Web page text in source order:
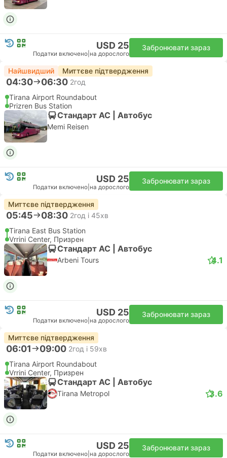
USD 25
Податки включено на дорослого
Забронювати зараз
Найшвидший Миттєве підтвердження
04:30 06:30 2год
Tirana Airport Roundabout
Prizren Bus Station
Стандарт АС | Автобус
Memi Reisen
USD 25
Податки включено на дорослого
Забронювати зараз
Миттєве підтвердження
05:45 08:30 2год і 45хв
Tirana East Bus Station
Vrrini Center, Призрен
Стандарт АС | Автобус
Arbeni Tours 4.1
USD 25
Податки включено на дорослого
Забронювати зараз
Миттєве підтвердження
06:01 09:00 2год і 59хв
Tirana Airport Roundabout
Vrrini Center, Призрен
Стандарт АС | Автобус
Tirana Metropol 3.6
USD 25
Податки включено на дорослого
Забронювати зараз